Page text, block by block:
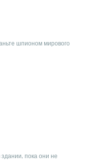
шпионом мирового
здании, пока они не